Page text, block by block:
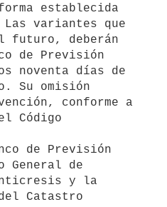
establecida
variantes que
futuro, deberán
de Previsión
noventa días de
Su omisión
conforme a
Código
de Previsión
de
y la
Catastro